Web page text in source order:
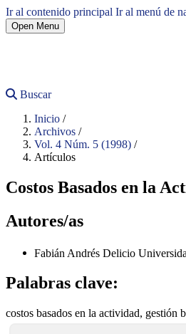
Ir al contenido principal Ir al menú de
Open Menu
Buscar
Inicio /
Archivos /
Vol. 4 Núm. 5 (1998) /
Artículos
Costos Basados en la
Autores/as
Fabián Andrés Delicio
Palabras clave:
costos basados en la actividad, gestión